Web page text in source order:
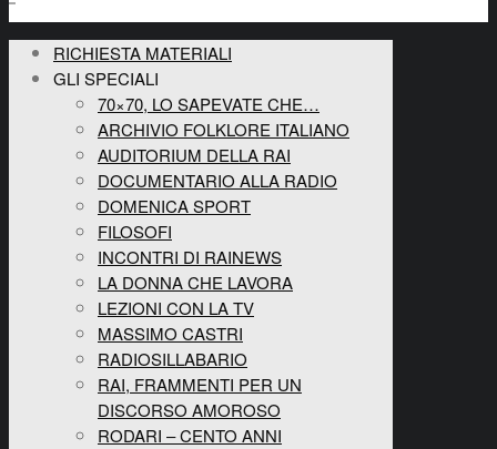
RICHIESTA MATERIALI
GLI SPECIALI
70×70, LO SAPEVATE CHE…
ARCHIVIO FOLKLORE ITALIANO
AUDITORIUM DELLA RAI
DOCUMENTARIO ALLA RADIO
DOMENICA SPORT
FILOSOFI
INCONTRI DI RAINEWS
LA DONNA CHE LAVORA
LEZIONI CON LA TV
MASSIMO CASTRI
RADIOSILLABARIO
RAI, FRAMMENTI PER UN
DISCORSO AMOROSO
RODARI – CENTO ANNI